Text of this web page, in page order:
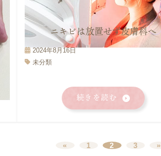
ニキビは放置せず皮膚科へ
2024年8月16日
未分類
続きを読む
« 1 2 3 »